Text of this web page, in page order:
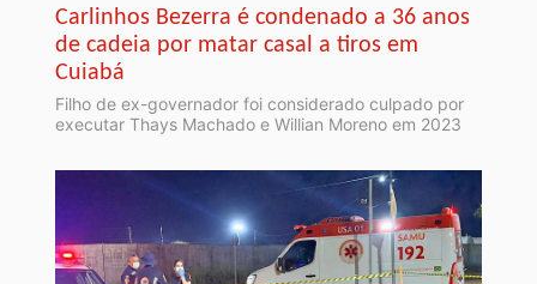
Carlinhos Bezerra é condenado a 36 anos
de cadeia por matar casal a tiros em
Cuiabá
Filho de ex-governador foi considerado culpado por
executar Thays Machado e Willian Moreno em 2023